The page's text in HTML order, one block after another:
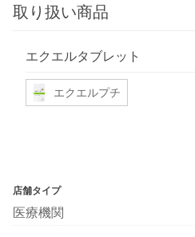
取り扱い商品
エクエルタブレット
エクエルプチ
店舗タイプ
医療機関